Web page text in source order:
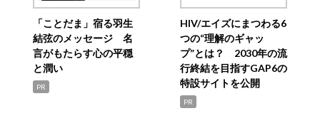
「ことだま」宿る羽生
結弦のメッセージ 名
言がもたらす心の平穏
と潤い
PR
HIV/エイズにまつわる6
つの“理解のギャッ
プ”とは？ 2030年の流
行終結を目指すGAP6の
特設サイトを公開
PR